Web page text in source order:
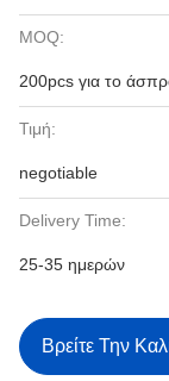
MOQ:
200pcs για το
Τιμή:
negotiable
Delivery Time:
25-35 ημερών
Βρείτε Την